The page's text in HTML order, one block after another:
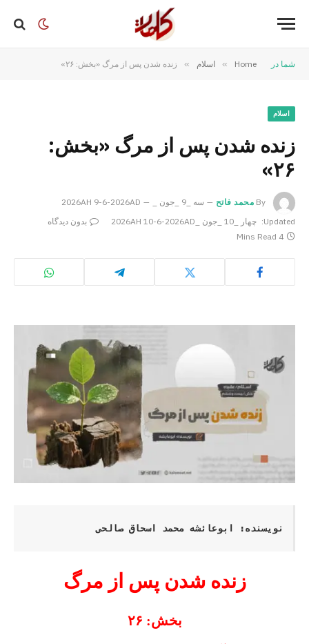
شما در Home
» اسلام » زنده شدن پس از مرگ «بخش: ۲۶»
اسلام
زنده شدن پس از مرگ «بخش:
۲۶»
By محمد فاتح
سه _9 _جون _2026AH 9-6-2026AD
Updated:
چهار _10 _جون _2026AH 10-6-2026AD
بدون دیدگاه
4 Mins Read
نویسنده: ابوعائشه محمد اسحاق صالحی
زنده شدن پس از مرگ
بخش: ۲۶